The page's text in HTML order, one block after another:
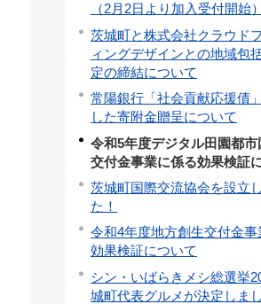
（2月2日より加入受付開始）
茨城町と株式会社クラウド
ィングデザインとの地域包
定の締結について
常陽銀行「社会貢献応援債
した寄附金贈呈について
令和5年度デジタル田園都市
交付金事業に係る効果検証
茨城町国際交流協会を設立
た！
令和4年度地方創生交付金事
効果検証について
シン・いばらきメシ総選挙
城町代表グルメが決定しま